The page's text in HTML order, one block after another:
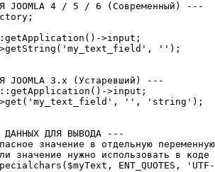
JOOMLA 4 / 5 / 6 (Современный) ---
>input;
>getString('my_text_field', '');
3.x (Устаревший) ---
>input;
>get('my_text_field', '', 'string');
ДЛЯ ВЫВОДА ---
значение в отдельную
значение нужно использовать в коде
ENT_QUOTES,